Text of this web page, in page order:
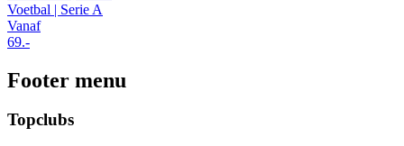
Voetbal | Serie A
Vanaf
69.-
Footer menu
Topclubs